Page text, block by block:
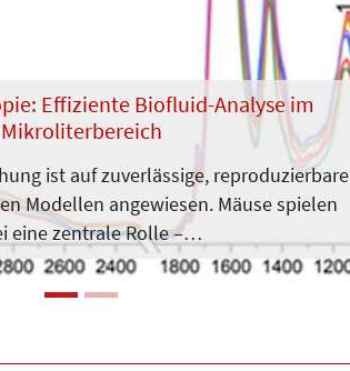
Effiziente Biofluid-Analyse im
Mikroliterbereich
ist auf zuverlässige, reproduzierbare
Modellen angewiesen. Mäuse spielen
eine zentrale Rolle –…